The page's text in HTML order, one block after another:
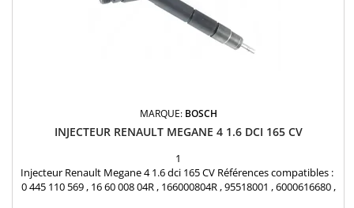
MARQUE: BOSCH
INJECTEUR RENAULT MEGANE 4 1.6 DCI 165 CV
1
Injecteur Renault Megane 4 1.6 dci 165 CV Références compatibles :
0 445 110 569 , 16 60 008 04R , 166000804R , 95518001 , 6000616680 ,